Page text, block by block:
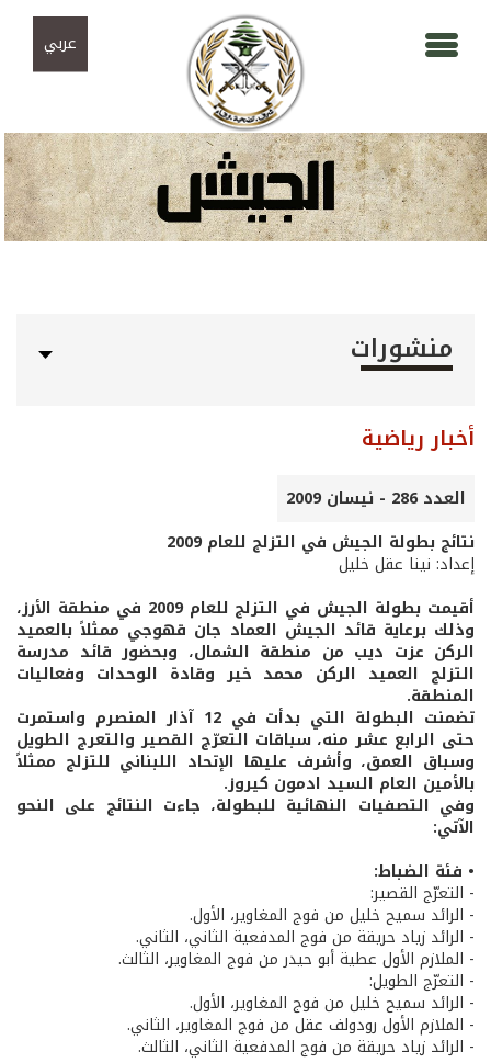
عربي
منشورات
أخبار رياضية
العدد 286 - نيسان 2009
نتائج بطولة الجيش في التزلج للعام 2009
إعداد: نينا عقل خليل
أقيمت بطولة الجيش في التزلج للعام 2009 في منطقة الأرز،
وذلك برعاية قائد الجيش العماد جان قهوجي ممثلاً بالعميد
الركن عزت ديب من منطقة الشمال، وبحضور قائد مدرسة
التزلج العميد الركن محمد خير وقادة الوحدات وفعاليات
المنطقة.
تضمنت البطولة التي بدأت في 12 آذار المنصرم واستمرت
حتى الرابع عشر منه، سباقات التعرّج القصير والتعرج الطويل
وسباق العمق، وأشرف عليها الإتحاد اللبناني للتزلج ممثلاً
بالأمين العام السيد ادمون كيروز.
وفي التصفيات النهائية للبطولة، جاءت النتائج على النحو
الآتي:
• فئة الضباط:
- التعرّج القصير:
- الرائد سميح خليل من فوج المغاوير، الأول.
- الرائد زياد حريقة من فوج المدفعية الثاني، الثاني.
- الملازم الأول عطية أبو حيدر من فوج المغاوير، الثالث.
- التعرّج الطويل:
- الرائد سميح خليل من فوج المغاوير، الأول.
- الملازم الأول رودولف عقل من فوج المغاوير، الثاني.
- الرائد زياد حريقة من فوج المدفعية الثاني، الثالث.